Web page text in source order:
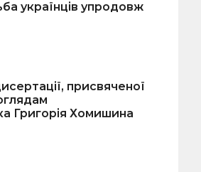
українців упродовж
присвяченої
Григорія Хомишина